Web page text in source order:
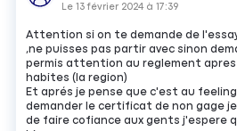
Le13 février 2024 à17:39
Attention si on te demande de
,ne puisses pas partir avec sinon
permis attention au reglement
habites (la region)
Et aprés je pense que c'est au
demander le certificat de non gage
de faire cofiance aux gents j'espere